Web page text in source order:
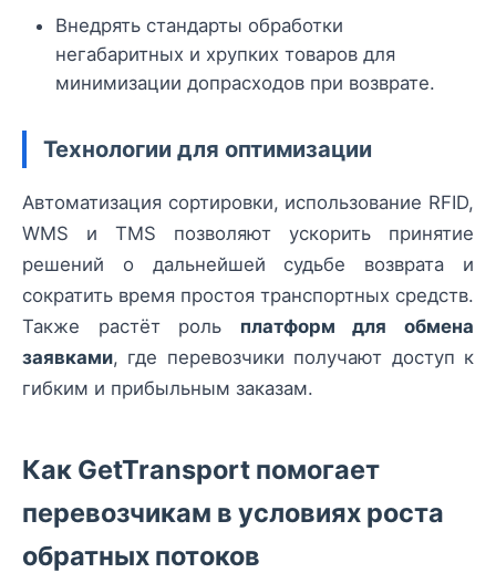
Внедрять стандарты обработки
негабаритных и хрупких товаров для
минимизации допрасходов при возврате.
Технологии для оптимизации
Автоматизация сортировки, использование RFID,
WMS и TMS позволяют ускорить принятие
решений о дальнейшей судьбе возврата и
сократить время простоя транспортных средств.
Также растёт роль платформ для обмена
заявками, где перевозчики получают доступ к
гибким и прибыльным заказам.
Как GetTransport помогает
перевозчикам в условиях роста
обратных потоков